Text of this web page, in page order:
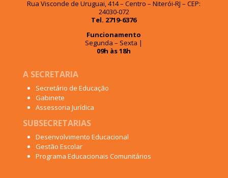
Rua Visconde de Uruguai, 414 – Centro – Niterói-RJ – CEP:
24030-072
Tel. 2719-6376
Funcionamento
Segunda – Sexta |
09h às 18h
A SECRETARIA
Secretário de Educação
Gabinete
Assessoria Jurídica
SUBSECRETARIAS
Desenvolvimento Educacional
Gestão Escolar
Programa Educacionais Comunitários